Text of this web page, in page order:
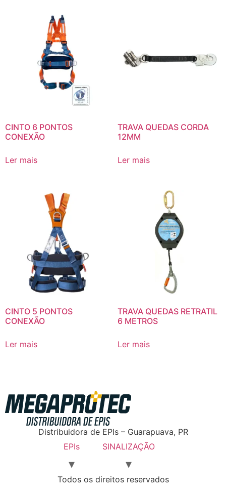
CINTO 6 PONTOS
CONEXÃO
Ler mais
TRAVA QUEDAS CORDA
12MM
Ler mais
CINTO 5 PONTOS
CONEXÃO
Ler mais
TRAVA QUEDAS RETRATIL
6 METROS
Ler mais
Distribuidora de EPIs – Guarapuava, PR
EPIs
SINALIZAÇÃO
Todos os direitos reservados